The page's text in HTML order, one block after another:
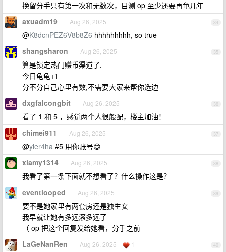
挽留分手只有第一次和无数次，目测 op 至少还要再龟几年
34
axuadm19 Aug 26, 2025
@K8dcnPEZ6V8b8Z6 hhhhhhhhh, so true
35
shangsharon Aug 26, 2025
算是锁定热门赚币渠道了.
今日龟龟+1
分不分自己心里有数,不需要大家来帮你选边
36
dxgfalcongbit Aug 26, 2025
看了 1 和 5 ，感觉两个人很般配，楼主加油！
37
chimei911 Aug 26, 2025
@yier4ha #5 用你账号😄
38
xiamy1314 Aug 26, 2025
我看了第一条下面就不想看了？什么操作这是？
39
eventlooped Aug 26, 2025
要不是她家里有两套房还是独生女
我早就让她有多远滚多远了
（ op 把这个回复发给她看，分手之前
40
LaGeNanRen Aug 26, 2025 1